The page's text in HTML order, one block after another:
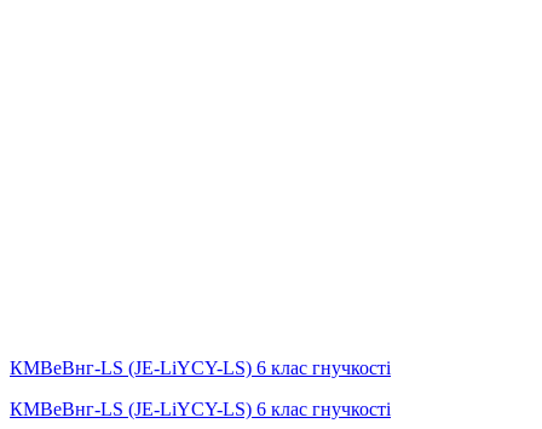
КМВеВнг-LS (JE-LiYCY-LS) 6 клас гнучкості
КМВеВнг-LS (JE-LiYCY-LS) 6 клас гнучкості